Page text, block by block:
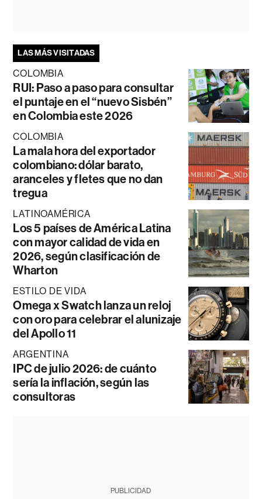
LAS MÁS VISITADAS
COLOMBIA
RUI: Paso a paso para consultar
el puntaje en el “nuevo Sisbén”
en Colombia este 2026
COLOMBIA
La mala hora del exportador
colombiano: dólar barato,
aranceles y fletes que no dan
tregua
LATINOAMÉRICA
Los 5 países de América Latina
con mayor calidad de vida en
2026, según clasificación de
Wharton
ESTILO DE VIDA
Omega x Swatch lanza un reloj
con oro para celebrar el alunizaje
del Apollo 11
ARGENTINA
IPC de julio 2026: de cuánto
sería la inflación, según las
consultoras
PUBLICIDAD